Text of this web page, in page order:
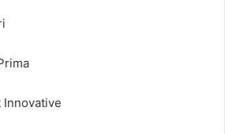
Innovative